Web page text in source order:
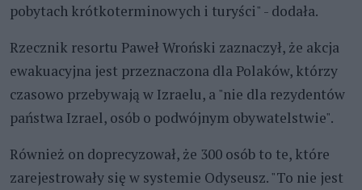
pobytach krótkoterminowych i turyści" - dodała.
Rzecznik resortu Paweł Wroński zaznaczył, że akcja
ewakuacyjna jest przeznaczona dla Polaków, którzy
czasowo przebywają w Izraelu, a "nie dla rezydentów
państwa Izrael, osób o podwójnym obywatelstwie".
Również on doprecyzował, że 300 osób to te, które
zarejestrowały się w systemie Odyseusz. "To nie jest